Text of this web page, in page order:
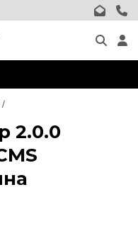
/
2.0.0
Wordpress
форум